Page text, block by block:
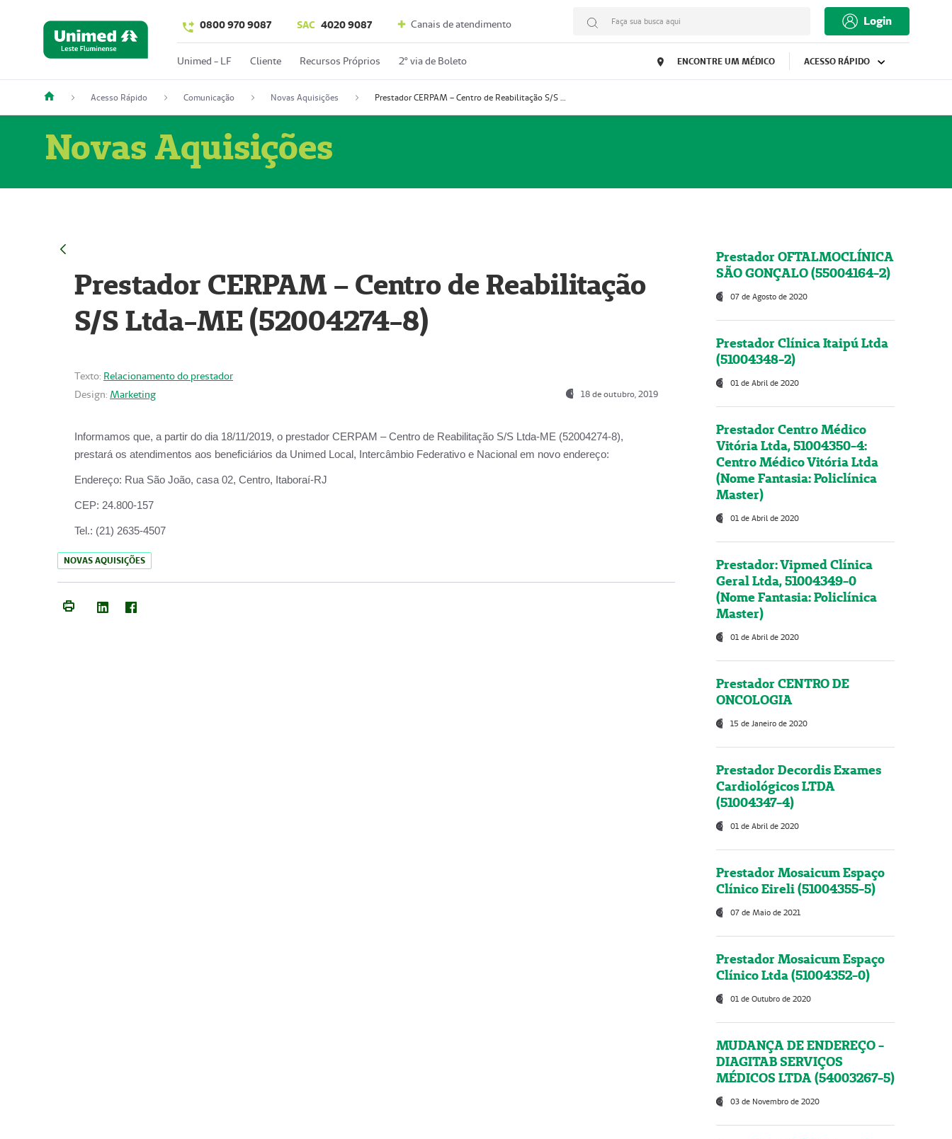
0800 970 9087 SAC 4020 9087 Canais de atendimento Faça sua busca aqui Login
Unimed - LF Cliente Recursos Próprios 2º via de Boleto ENCONTRE UM MÉDICO ACESSO RÁPIDO
Acesso Rápido Comunicação Novas Aquisições Prestador CERPAM – Centro de Reabilitação S/S Ltda-ME (52004274-8)
Novas Aquisições
Prestador CERPAM – Centro de Reabilitação
S/S Ltda-ME (52004274-8)
Texto: Relacionamento do prestador
Design: Marketing 18 de outubro, 2019
Informamos que, a partir do dia 18/11/2019, o prestador CERPAM – Centro de Reabilitação S/S Ltda-ME (52004274-8),
prestará os atendimentos aos beneficiários da Unimed Local, Intercâmbio Federativo e Nacional em novo endereço:
Endereço: Rua São João, casa 02, Centro, Itaboraí-RJ
CEP: 24.800-157
Tel.: (21) 2635-4507
NOVAS AQUISIÇÕES
Prestador OFTALMOCLÍNICA
SÃO GONÇALO (55004164-2)
07 de Agosto de 2020
Prestador Clínica Itaipú Ltda
(51004348-2)
01 de Abril de 2020
Prestador Centro Médico
Vitória Ltda, 51004350-4:
Centro Médico Vitória Ltda
(Nome Fantasia: Policlínica
Master)
01 de Abril de 2020
Prestador: Vipmed Clínica
Geral Ltda, 51004349-0
(Nome Fantasia: Policlínica
Master)
01 de Abril de 2020
Prestador CENTRO DE
ONCOLOGIA
15 de Janeiro de 2020
Prestador Decordis Exames
Cardiológicos LTDA
(51004347-4)
01 de Abril de 2020
Prestador Mosaicum Espaço
Clínico Eireli (51004355-5)
07 de Maio de 2021
Prestador Mosaicum Espaço
Clínico Ltda (51004352-0)
01 de Outubro de 2020
MUDANÇA DE ENDEREÇO -
DIAGITAB SERVIÇOS
MÉDICOS LTDA (54003267-5)
03 de Novembro de 2020